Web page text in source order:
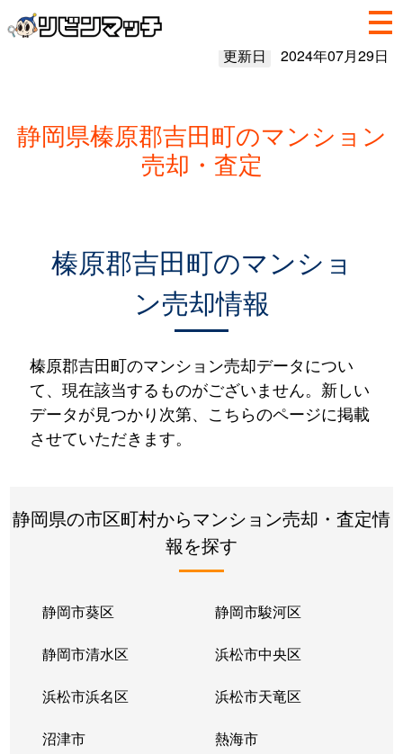
更新日 2024年07月29日
静岡県榛原郡吉田町のマンション
売却・査定
榛原郡吉田町のマンショ
ン売却情報
榛原郡吉田町のマンション売却データについ
て、現在該当するものがございません。新しい
データが見つかり次第、こちらのページに掲載
させていただきます。
静岡県の市区町村からマンション売却・査定情
報を探す
静岡市葵区 静岡市駿河区
静岡市清水区 浜松市中央区
浜松市浜名区 浜松市天竜区
沼津市 熱海市